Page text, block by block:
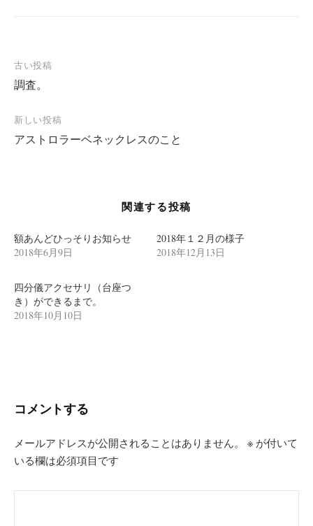
投
稿
ナ
ビ
ゲ
ン
古い投稿
調査。
新しい投稿
アストロラーベネックレスのこと
関連する投稿
額あんどひっそりお知らせ
2018年6月9日
2018年１２月の様子
2018年12月13日
四分儀アクセサリ（台座つ
き）ができるまで。
2018年10月10日
コメントする
メールアドレスが公開されることはありません。 ※ が付いて
いる欄は必須項目です